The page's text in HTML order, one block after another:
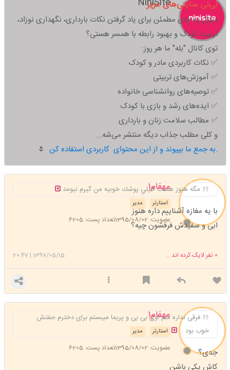
نی‌نی سایتی‌های عزیز
دنبال یه جای مطمئن برای یاد گرفتن نکات بارداری، نگهداری نوزاد،
تربیت کودک و بهبود رابطه با همسر هستی؟
توی کانال "بله" ما هر روز:
✅ نکات کاربردی مادر و کودک
✅ آموزش‌های تربیتی
✅ توصیه‌های روانشناسی خانواده
✅ ایده‌های رشد و بازی با کودک
✅ مطالب سلامت زنان و بارداری
و کلی مطلب جذاب دیگه منتشر می‌شه...
به جمع ما بپیوند و از این محتوای کاربردی استفاده کن.
🌷
مهفام1
مدیر استارتر
عضویت: 1395/08/02 تعداد پست: 6205
مگه هنوز هست خيلي پوشك خوبيه من گيرم نيومد
با یه مغازه آشناییم داره هنوز
ابی و سفیدش فرقشون چیه؟
1397/05/15
|
20:47 0 نفر لایک کرده اند ...
مهفام1
مدیر استارتر
عضویت: 1395/08/02 تعداد پست: 6205
فرقی نداره منم اوی بی بی و پریما میبستم برای دخترم جفتش
خوب بود .
جدی؟
کاش یکی باشن